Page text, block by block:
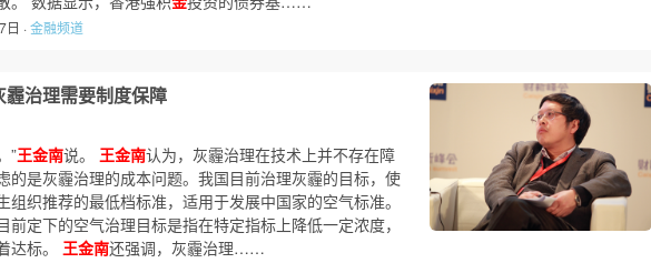
·金融频道
霾治理需要制度保障
”王金南说。 王金南认为，灰霾治理在技术上并不存在障
的是灰霾治理的成本问题。我国目前治理灰霾的目标，使
组织推荐的最低档标准，适用于发展中国家的空气标准。
前定下的空气治理目标是指在特定指标上降低一定浓度，
达标。 王金南还强调，灰霾治理……